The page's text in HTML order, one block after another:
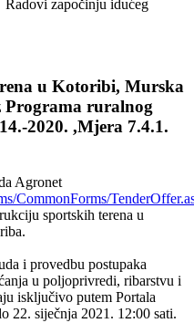
započinju idućeg
u Kotoribi, Murska
Programa ruralnog
2020. ,Mjera 7.4.1.
Agronet
CommonForms/
sportskih terena u
i provedbu postupaka
u poljoprivredi, ribarstvu i
isključivo putem Portala
22. siječnja 2021. 12:00 sati.